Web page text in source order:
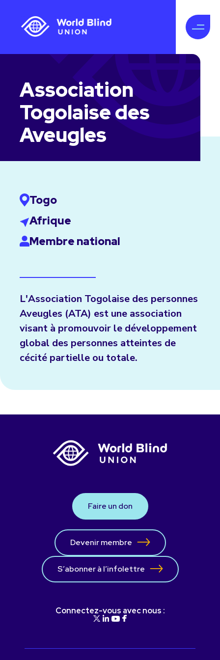
Association
Togolaise des
Aveugles
Togo
Afrique
Membre national
L'Association Togolaise des personnes
Aveugles (ATA) est une association
visant à promouvoir le développement
global des personnes atteintes de
cécité partielle ou totale.
Faire un don
Devenir membre
S’abonner à l’infolettre
Connectez-vous avec nous :